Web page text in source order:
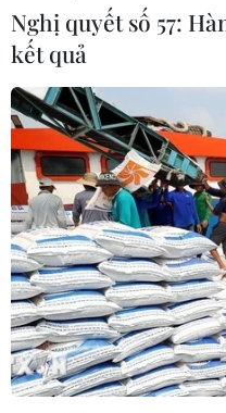
Nhận định Việt
Campuchia: Vì sao thầy
Sang-sik cần giành ngôi
06/08/2026 11:05
Nhận định Việt Nam vs
'Phù thủy Kim' sẽ xoay
đường dài?
06/08/2026 08:25
HLV Kim Sang-sik:
hướng tới chiến thắng
Nghị quyết số 57:
kết quả